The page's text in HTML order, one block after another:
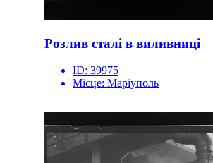
Розлив сталі в виливниці
ID: 39975
Місце: Маріуполь